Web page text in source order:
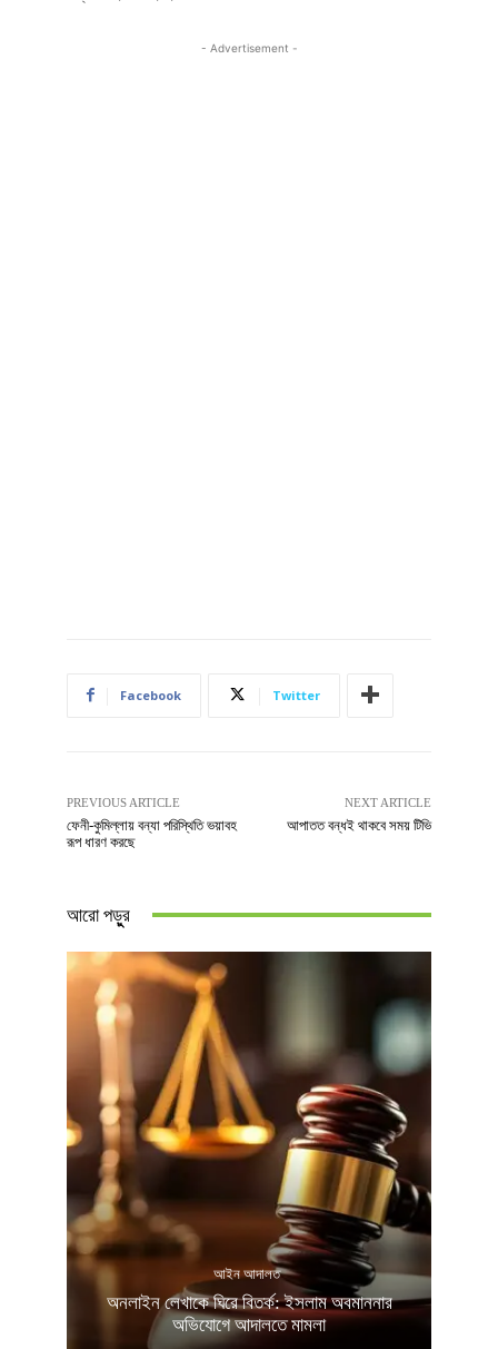
- Advertisement -
Facebook Twitter
PREVIOUS ARTICLE
ফেনী-কুমিল্লায় বন্যা পরিস্থিতি ভয়াবহ
রূপ ধারণ করছে
NEXT ARTICLE
আপাতত বন্ধই থাকবে সময় টিভি
আরো পড়ুুর
আইন আদালত
অনলাইন লেখাকে ঘিরে বিতর্ক: ইসলাম অবমাননার
অভিযোগে আদালতে মামলা